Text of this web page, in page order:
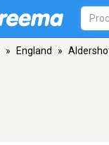
» England »